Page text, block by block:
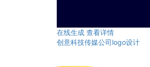
在线生成 查看详情
创意科技传媒公司logo设计